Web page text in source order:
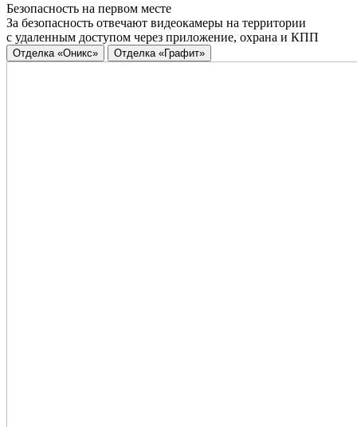
Безопасность на первом месте
За безопасность отвечают видеокамеры на территории
с удаленным доступом через приложение, охрана и КПП
Отделка «Оникс» Отделка «Графит»